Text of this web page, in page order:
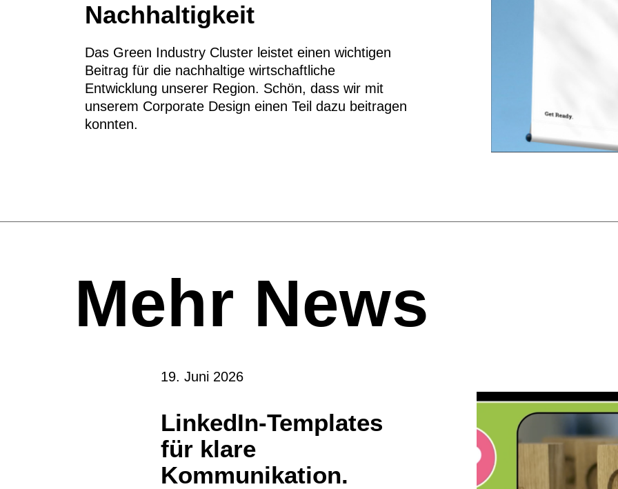
Nachhaltigkeit
Das Green Industry Cluster leistet einen wichtigen
Beitrag für die nachhaltige wirtschaftliche
Entwicklung unserer Region. Schön, dass wir mit
unserem Corporate Design einen Teil dazu beitragen
konnten.
Mehr News
19. Juni 2026
LinkedIn-Templates
für klare
Kommunikation.